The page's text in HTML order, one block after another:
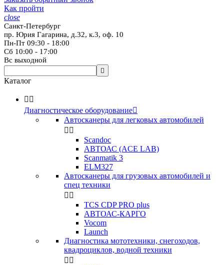
Как пройти
close
Санкт-Петербург
пр. Юрия Гагарина, д.32, к.3, оф. 10
Пн-Пт 09:30 - 18:00
Сб 10:00 - 17:00
Вс выходной

Каталог
 
Диагностическое оборудование
Автосканеры для легковых автомобилей
 
Scandoc
АВТОАС (ACE LAB)
Scanmatik 3
ELM327
Автосканеры для грузовых автомобилей и
спец техники
 
TCS CDP PRO plus
АВТОАС-КАРГО
Vocom
Launch
Диагностика мототехники, снегоходов,
квадроциклов, водной техники
 